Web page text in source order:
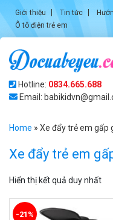
Giới thiệu Tin tức
Ô tô điện trẻ em
Hotline: 0834.665.688
Email:
Home » Xe đẩy trẻ em gấp
Xe đẩy trẻ em
Hiển thị kết quả duy nhất
-21%